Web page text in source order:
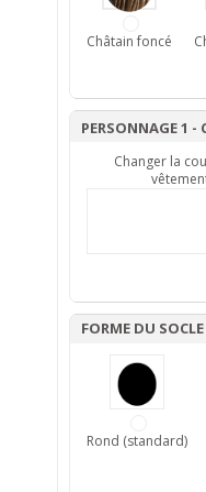
Châtain foncé
PERSONNAGE 1 -
Changer la
FORME DU SOCLE
Rond (standard)